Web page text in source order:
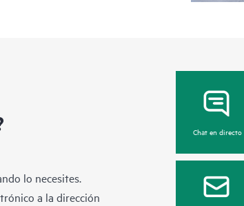
lo necesites.
a la dirección
Chat en directo